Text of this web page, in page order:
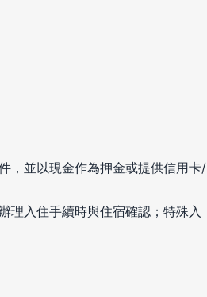
，並以現金作為押金或提供信用卡/
理入住手續時與住宿確認；特殊入